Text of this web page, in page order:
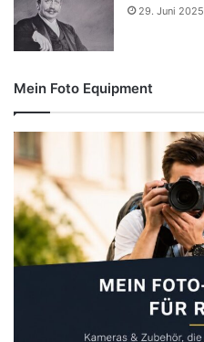
29. Juni 2025
Mein Foto Equipment